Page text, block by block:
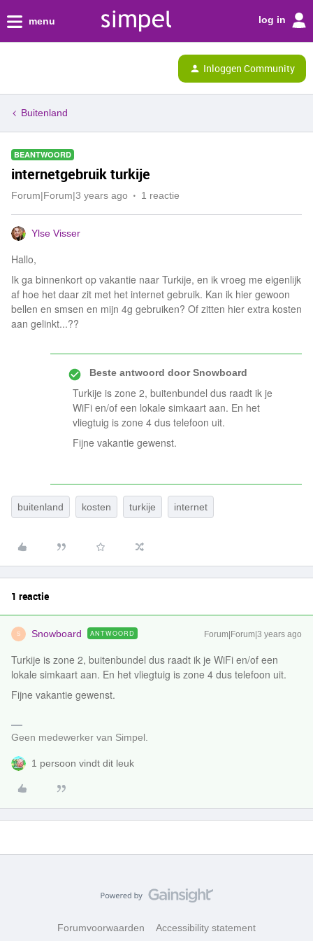
menu log in
Inloggen Community
Buitenland
BEANTWOORD
internetgebruik turkije
Forum|Forum|3 years ago 1 reactie
Ylse Visser
Hallo,
Ik ga binnenkort op vakantie naar Turkije, en ik vroeg me eigenlijk
af hoe het daar zit met het internet gebruik. Kan ik hier gewoon
bellen en smsen en mijn 4g gebruiken? Of zitten hier extra kosten
aan gelinkt...??
Beste antwoord doorSnowboard
Turkije is zone 2, buitenbundel dus raadt ik je
WiFi en/of een lokale simkaart aan. En het
vliegtuig is zone 4 dus telefoon uit.
Fijne vakantie gewenst.
buitenland kosten turkije internet
1 reactie
S Snowboard ANTWOORD Forum|Forum|3 years ago
Turkije is zone 2, buitenbundel dus raadt ik je WiFi en/of een
lokale simkaart aan. En het vliegtuig is zone 4 dus telefoon uit.
Fijne vakantie gewenst.
Geen medewerker van Simpel.
1 persoon vindt dit leuk
Forumvoorwaarden Accessibility statement